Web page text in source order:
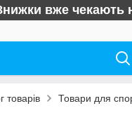
вже чекають
товарів Товари для